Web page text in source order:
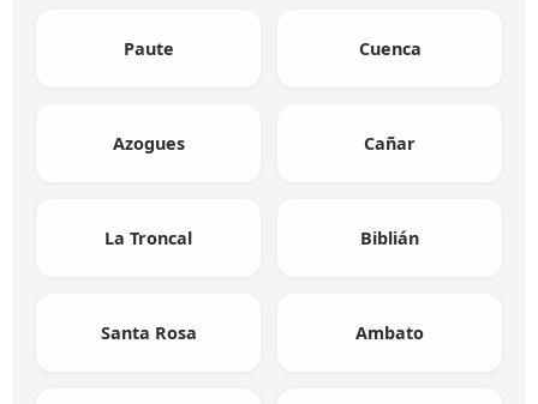
Paute Cuenca
Azogues Cañar
La Troncal Biblián
Santa Rosa Ambato